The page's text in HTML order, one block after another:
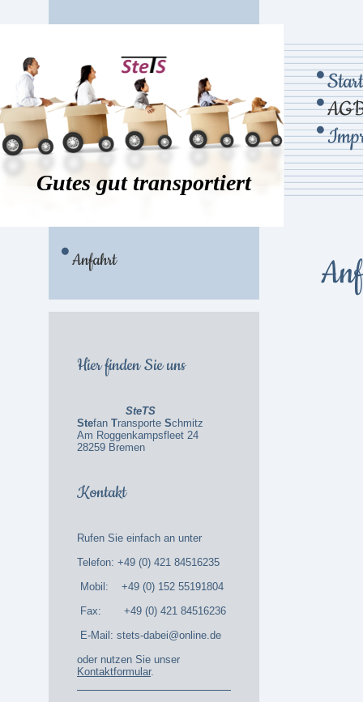
Gutes gut transportiert
Anfahrt
Hier finden Sie uns
SteTS
Stefan Transporte Schmitz
Am Roggenkampsfleet 24
28259 Bremen
Kontakt
Rufen Sie einfach an unter
Telefon: +49 (0) 421 84516235
Mobil: +49 (0) 152 55191804
Fax: +49 (0) 421 84516236
E-Mail: stets-dabei@online.de
oder nutzen Sie unser
Kontaktformular.